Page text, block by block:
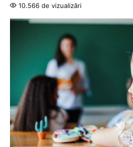
10.566 de vizualizări